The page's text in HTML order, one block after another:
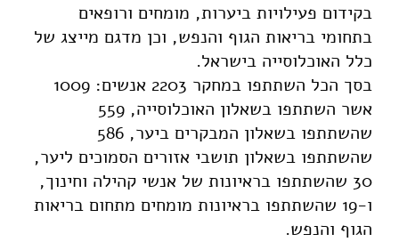
בקידום פעילויות ביערות, מומחים ורופאים
בתחומי בריאות הגוף והנפש, וכן מדגם מייצג של
כלל האוכלוסייה בישראל.
בסך הכל השתתפו במחקר 2203 אנשים: 1009
אשר השתתפו בשאלון האוכלוסייה, 559
שהשתתפו בשאלון המבקרים ביער, 586
שהשתתפו בשאלון תושבי אזורים הסמוכים ליער,
30 שהשתתפו בראיונות של אנשי קהילה וחינוך,
ו-19 שהשתתפו בראיונות מומחים מתחום בריאות
הגוף והנפש.